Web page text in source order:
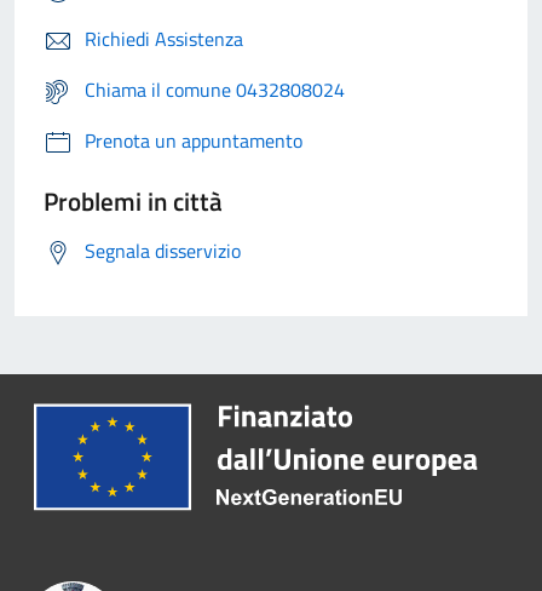
Richiedi Assistenza
Chiama il comune 0432808024
Prenota un appuntamento
Problemi in città
Segnala disservizio